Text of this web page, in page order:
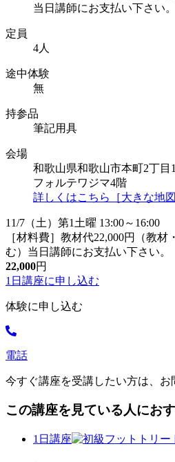
当日講師にお支払い下さい。
定員
4人
途中体験
無
持参品
筆記用具
会場
和歌山県和歌山市本町2丁目
フォルテワジマ4階
詳しくはこちら［大きな地図
11/7（土）第1土曜 13:00～16:00
［材料費］教材代22,000円（教
む）当日講師にお支払い下さい。
22,000円
1日講座に申し込む
体験に申し込む
電話
今すぐ講座を受講したい方は、お
この講座を見ている人にお
1日講座